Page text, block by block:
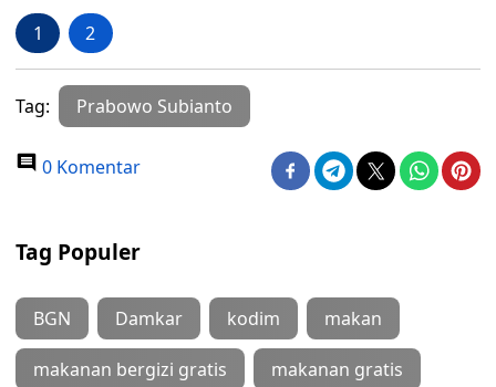
1 2
Tag: Prabowo Subianto
0 Komentar
Tag Populer
BGN Damkar kodim makan
makanan bergizi gratis makanan gratis